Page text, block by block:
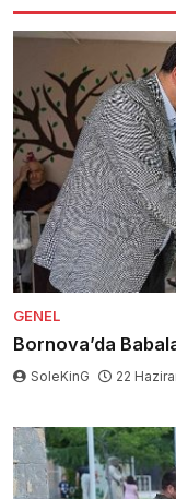
GENEL
Bornova’da
SoleKinG 22